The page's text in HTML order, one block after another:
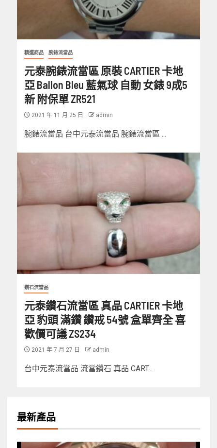
精選商品 腕錶流當品
元泰腕錶流當區 原裝 CARTIER 卡地
亞 Ballon Bleu 藍氣球 自動 女錶 9成5
新 附保單 ZR521
2021 年 11 月 25 日 admin
腕錶流當品 台中元泰流當品 腕錶流當區 ...
鑽石流當品
元泰鑽石流當區 真品 CARTIER 卡地
亞 豹頭 滿鑽 鑽戒 54號 盒單齊全 喜
歡價可議 ZS234
2021 年 7 月 27 日 admin
台中元泰流當品 流當鑽石 真品 CART...
最新產品